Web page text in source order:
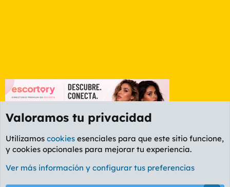
Foro Deportes
Cookies
PL OLDSTYLE AMARILLO
Valoramos tu privacidad
Utilizamos cookies esenciales para que este sitio funcione,
y cookies opcionales para mejorar tu experiencia.
Ver más información y configurar tus preferencias